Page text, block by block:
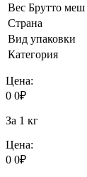
Вес Брутто меш
Страна
Вид упаковки
Категория
Цена:
0 0₽
За 1 кг
Цена:
0 0₽